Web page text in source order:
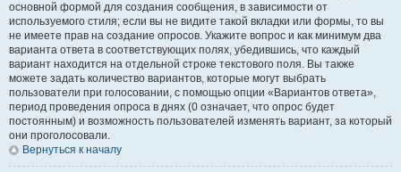
основной формой для создания сообщения, в зависимости от
используемого стиля; если вы не видите такой вкладки или формы, то вы
не имеете прав на создание опросов. Укажите вопрос и как минимум два
варианта ответа в соответствующих полях, убедившись, что каждый
вариант находится на отдельной строке текстового поля. Вы также
можете задать количество вариантов, которые могут выбрать
пользователи при голосовании, с помощью опции «Вариантов ответа»,
период проведения опроса в днях (0 означает, что опрос будет
постоянным) и возможность пользователей изменять вариант, за который
они проголосовали.
Вернуться к началу